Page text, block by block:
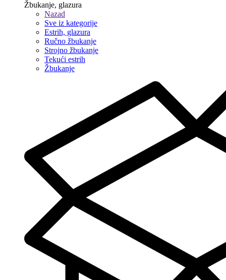
Žbukanje, glazura
Nazad
Sve iz kategorije
Estrih, glazura
Ručno žbukanje
Strojno žbukanje
Tekući estrih
Žbukanje